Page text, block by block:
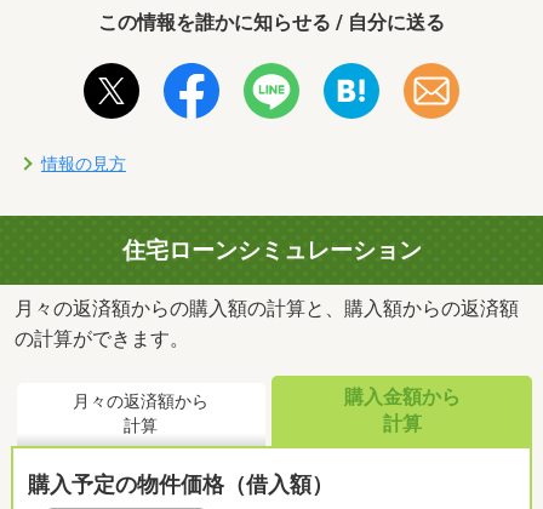
この情報を誰かに知らせる / 自分に送る
情報の見方
住宅ローンシミュレーション
月々の返済額からの購入額の計算と、購入額からの返済額
の計算ができます。
月々の返済額から
計算
購入金額から
計算
購入予定の物件価格（借入額）